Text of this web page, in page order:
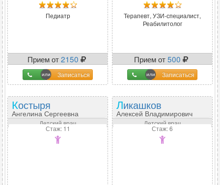
Педиатр
Прием от2150
Записаться
Терапевт, УЗИ-специалист,
Реабилитолог
Прием от500
Записаться
Костыря
Ангелина Сергеевна
Детский врач
Стаж: 11
Ликашков
Алексей Владимирович
Детский врач
Стаж: 6